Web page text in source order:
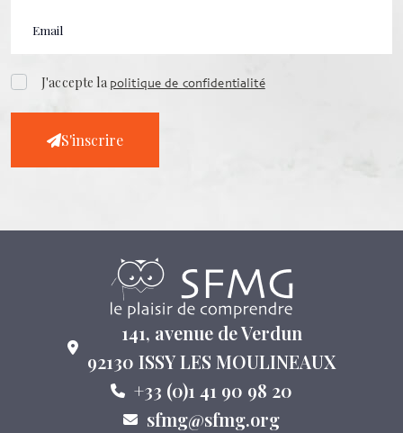
J'accepte lapolitique de confidentialité
S'inscrire
141, avenue de Verdun
92130 ISSY LES MOULINEAUX
+33 (0)1 41 90 98 20
sfmg@sfmg.org